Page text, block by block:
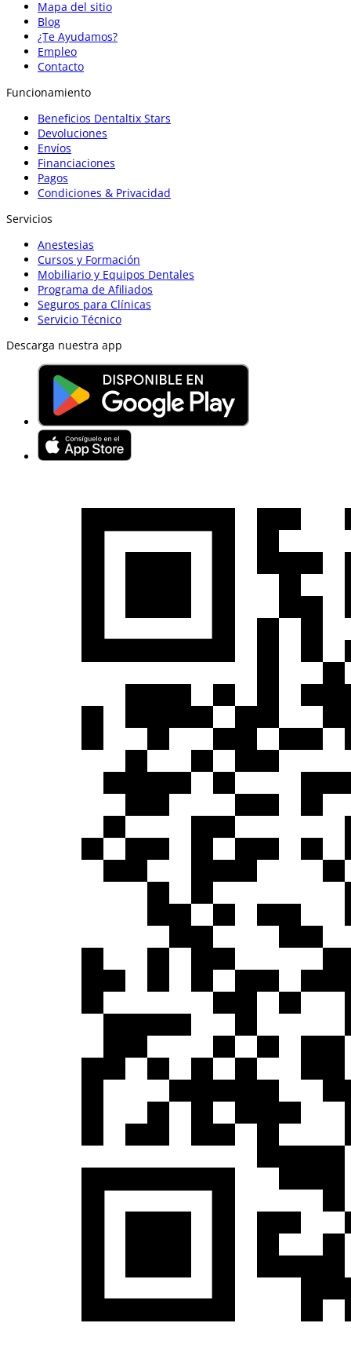
Mapa del sitio
Blog
¿Te Ayudamos?
Empleo
Contacto
Funcionamiento
Beneficios Dentaltix Stars
Devoluciones
Envíos
Financiaciones
Pagos
Condiciones & Privacidad
Servicios
Anestesias
Cursos y Formación
Mobiliario y Equipos Dentales
Programa de Afiliados
Seguros para Clínicas
Servicio Técnico
Descarga nuestra app